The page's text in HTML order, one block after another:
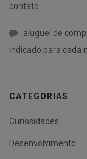
contato.
aluguel de
indicado para cada
CATEGORIAS
Curiosidades
Desenvolvimento